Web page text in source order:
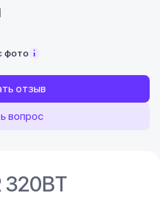
фото
отзыв
вопрос
320BT